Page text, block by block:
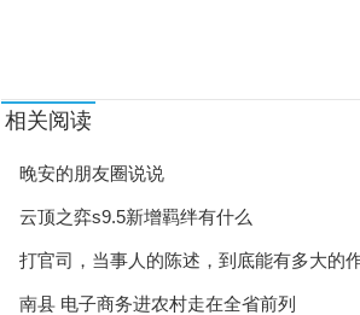
山东齐河推出首批驿站式
本月底海南将举行3场线下
福建启动“民企稳岗促就业”
相关阅读
晚安的朋友圈说说
云顶之弈s9.5新增羁绊有什么
打官司，当事人的陈述，到底能有多大的
南县 电子商务进农村走在全省前列